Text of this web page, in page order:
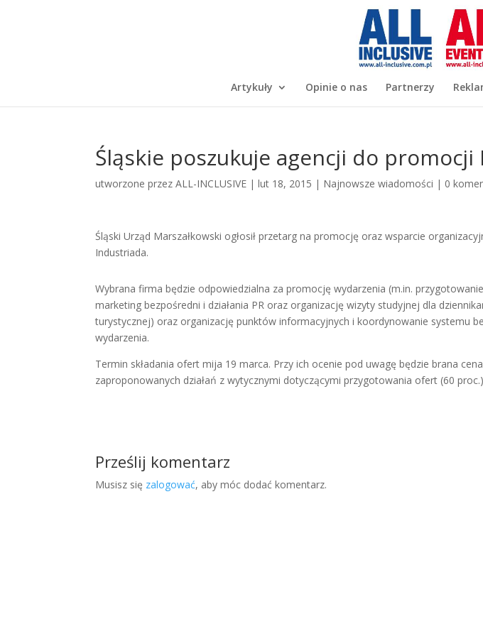
Artykuły Opinie o nas Partnerzy
Śląskie poszukuje agencji do
utworzone przezALL-INCLUSIVE |lut 18, 2015 | Najnowsze wiadomości | 0
Śląski Urząd Marszałkowski ogłosił przetarg na promocję oraz wsparcie
Industriada.
Wybrana firma będzie odpowiedzialna za promocję wydarzenia (m.in.
marketing bezpośredni i działania PR oraz organizację wizyty studyjnej dla
turystycznej) oraz organizację punktów informacyjnych i koordynowanie systemu
wydarzenia.
Termin składania ofert mija 19 marca. Przy ich ocenie pod uwagę będzie brana
zaproponowanych działań z wytycznymi dotyczącymi przygotowania ofert (60 proc.)
Prześlij komentarz
Musisz się zalogować, aby móc dodać komentarz.